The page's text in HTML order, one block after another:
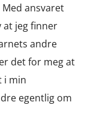
ansvaret
at jeg finner
andre
det for meg at
i min
egentlig om